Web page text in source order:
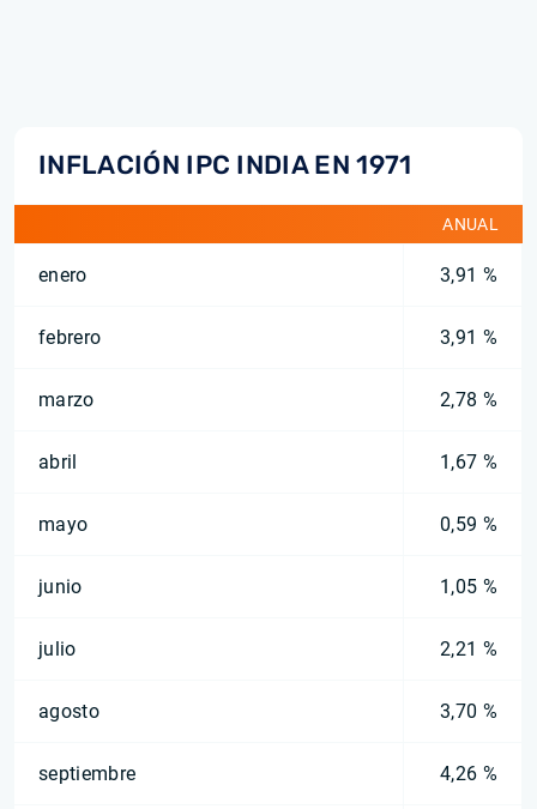
INFLACIÓN IPC INDIA EN 1971
ANUAL
enero 3,91 %
febrero 3,91 %
marzo 2,78 %
abril 1,67 %
mayo 0,59 %
junio 1,05 %
julio 2,21 %
agosto 3,70 %
septiembre 4,26 %